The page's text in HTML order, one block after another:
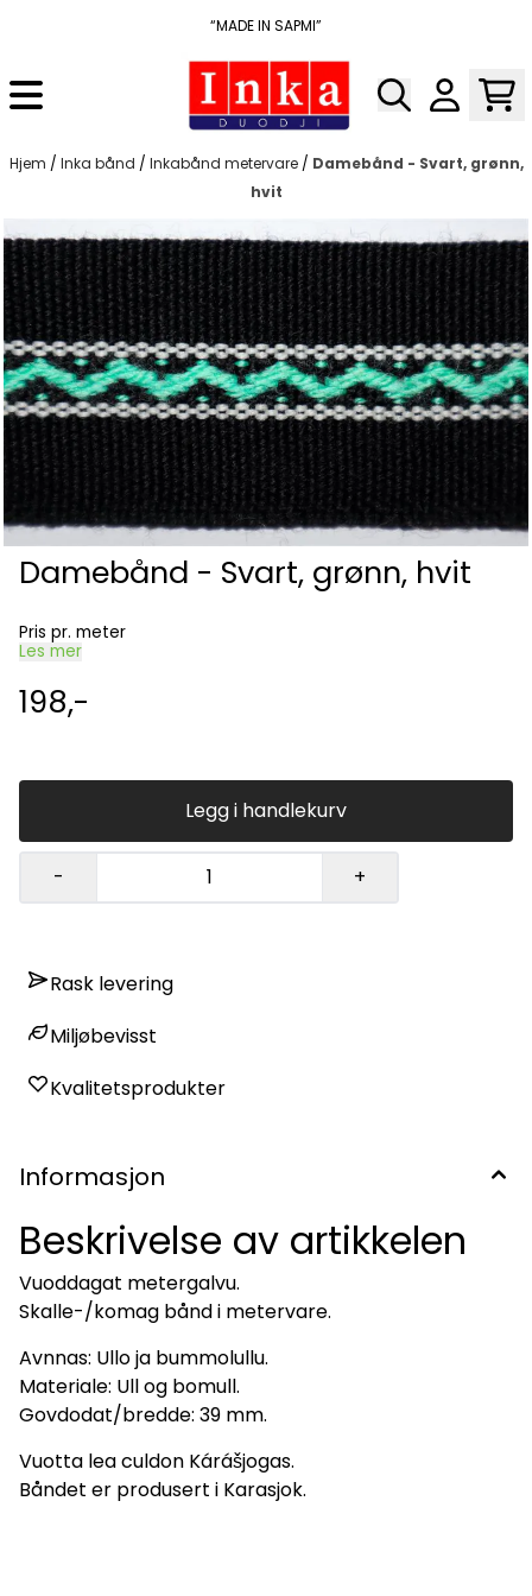
“MADE IN SAPMI”
Hjem / Inka bånd / Inkabånd metervare / Damebånd - Svart, grønn,
hvit
Damebånd - Svart, grønn, hvit
Pris pr. meter
Les mer
198,-
Legg i handlekurv
- +
Rask levering
Miljøbevisst
Kvalitetsprodukter
Informasjon
Beskrivelse av artikkelen
Vuoddagat metergalvu.
Skalle-/komag bånd i metervare.
Avnnas: Ullo ja bummolullu.
Materiale: Ull og bomull.
Govdodat/bredde: 39 mm.
Vuotta lea culdon Kárášjogas.
Båndet er produsert i Karasjok.